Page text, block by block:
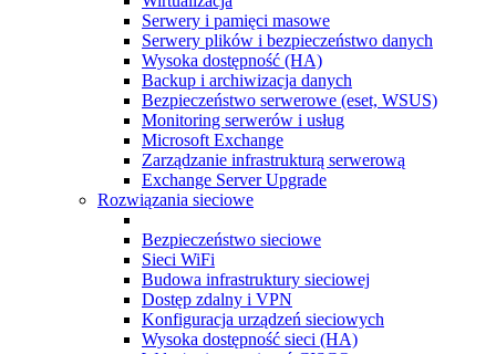
Serwery i pamięci masowe
Serwery plików i bezpieczeństwo danych
Wysoka dostępność (HA)
Backup i archiwizacja danych
Bezpieczeństwo serwerowe (eset, WSUS)
Monitoring serwerów i usług
Microsoft Exchange
Zarządzanie infrastrukturą serwerową
Exchange Server Upgrade
Rozwiązania sieciowe
Bezpieczeństwo sieciowe
Sieci WiFi
Budowa infrastruktury sieciowej
Dostęp zdalny i VPN
Konfiguracja urządzeń sieciowych
Wysoka dostępność sieci (HA)